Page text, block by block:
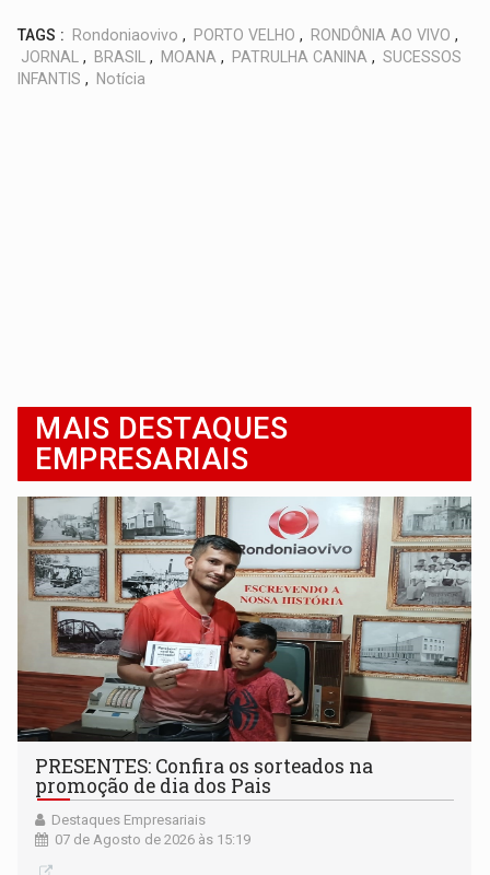
TAGS : Rondoniaovivo , PORTO VELHO , RONDÔNIA AO VIVO ,
JORNAL
, BRASIL , MOANA , PATRULHA CANINA , SUCESSOS
INFANTIS , Notícia
MAIS DESTAQUES
EMPRESARIAIS
PRESENTES: Confira os sorteados na
promoção de dia dos Pais
Destaques Empresariais
07 de Agosto de 2026 às 15:19